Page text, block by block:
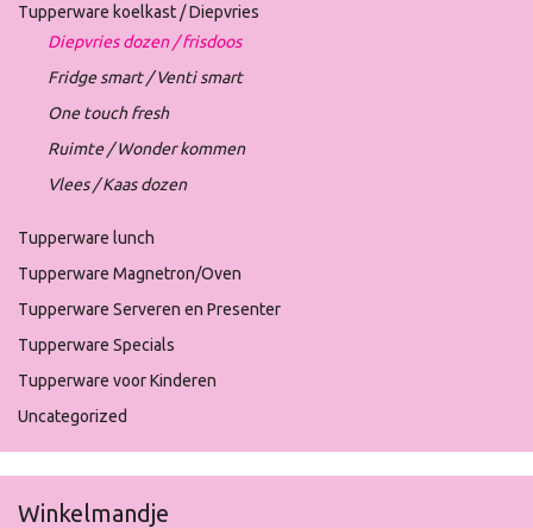
Tupperware koelkast / Diepvries
Diepvries dozen / frisdoos
Fridge smart / Venti smart
One touch fresh
Ruimte / Wonder kommen
Vlees / Kaas dozen
Tupperware lunch
Tupperware Magnetron/Oven
Tupperware Serveren en Presenter
Tupperware Specials
Tupperware voor Kinderen
Uncategorized
Winkelmandje